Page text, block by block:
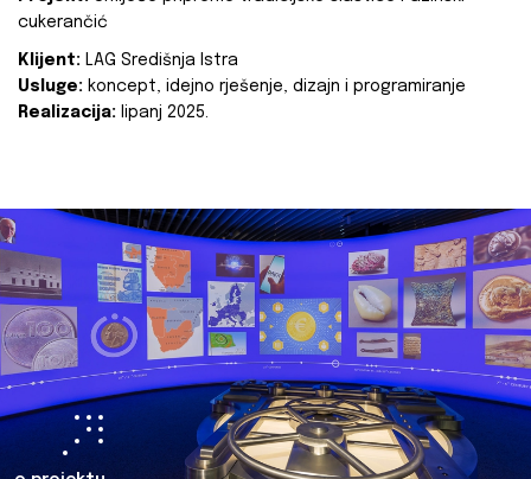
cukerančić
Klijent: LAG Središnja Istra
Usluge: koncept, idejno rješenje, dizajn i programiranje
Realizacija: lipanj 2025.